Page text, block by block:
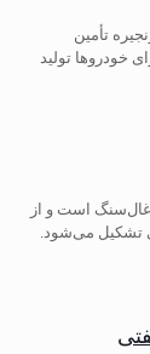
تأمین
خودروها تولید
است و از
تشکیل می‌شود.